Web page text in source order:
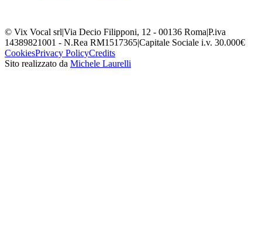
© Vix Vocal srl|Via Decio Filipponi, 12 - 00136 Roma|P.iva
14389821001 - N.Rea RM1517365|Capitale Sociale i.v. 30.000€
CookiesPrivacy PolicyCredits
Sito realizzato da Michele Laurelli